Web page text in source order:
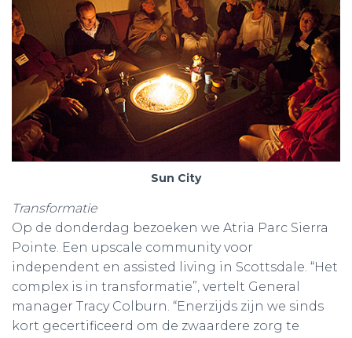
Sun City
Transformatie
Op de donderdag bezoeken we Atria Parc Sierra
Pointe. Een upscale community voor
independent en assisted living in Scottsdale. “Het
complex is in transformatie”, vertelt General
manager Tracy Colburn. “Enerzijds zijn we sinds
kort gecertificeerd om de zwaardere zorg te